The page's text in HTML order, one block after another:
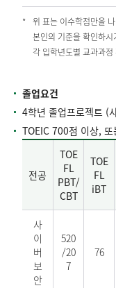
위 표는 이수학점만을
본인의 기준을 확인하시
각 입학년도별 교과과정
졸업요건
4학년 졸업프로젝트 (
TOEIC 700점 이상,
전공
TOE
FL
PBT/
CBT
TOE
FL
iBT
사
이
버
보
안
520
/20
7
76